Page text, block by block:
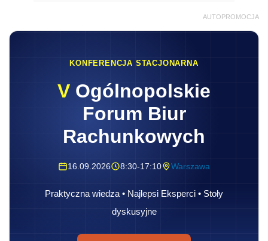
AUTOPROMOCJA
KONFERENCJA STACJONARNA
V Ogólnopolskie
Forum Biur
Rachunkowych
16.09.2026 8:30-17:10 Warszawa
Praktyczna wiedza • Najlepsi Eksperci • Stoły
dyskusyjne